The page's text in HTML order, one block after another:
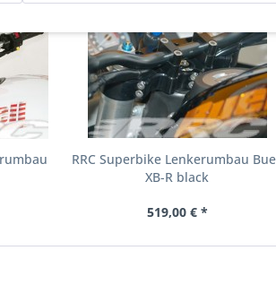
RRC Superbike Lenkerumbau
XB-R black
519,00 € *